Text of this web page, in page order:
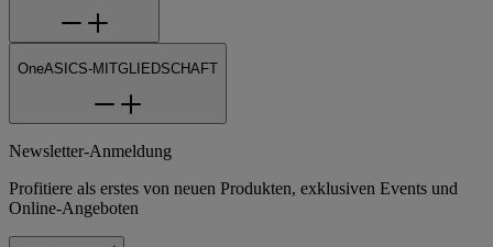
OneASICS-MITGLIEDSCHAFT
Newsletter-Anmeldung
Profitiere als erstes von neuen Produkten, exklusiven Events und
Online-Angeboten